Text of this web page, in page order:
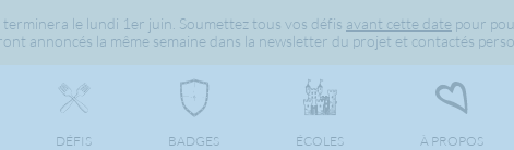
terminera le lundi 1er juin. Soumettez tous vos défis avant cette date pour
annoncés la même semaine dans la newsletter du projet et contactés
DÉFIS BADGES ÉCOLES À PROPOS